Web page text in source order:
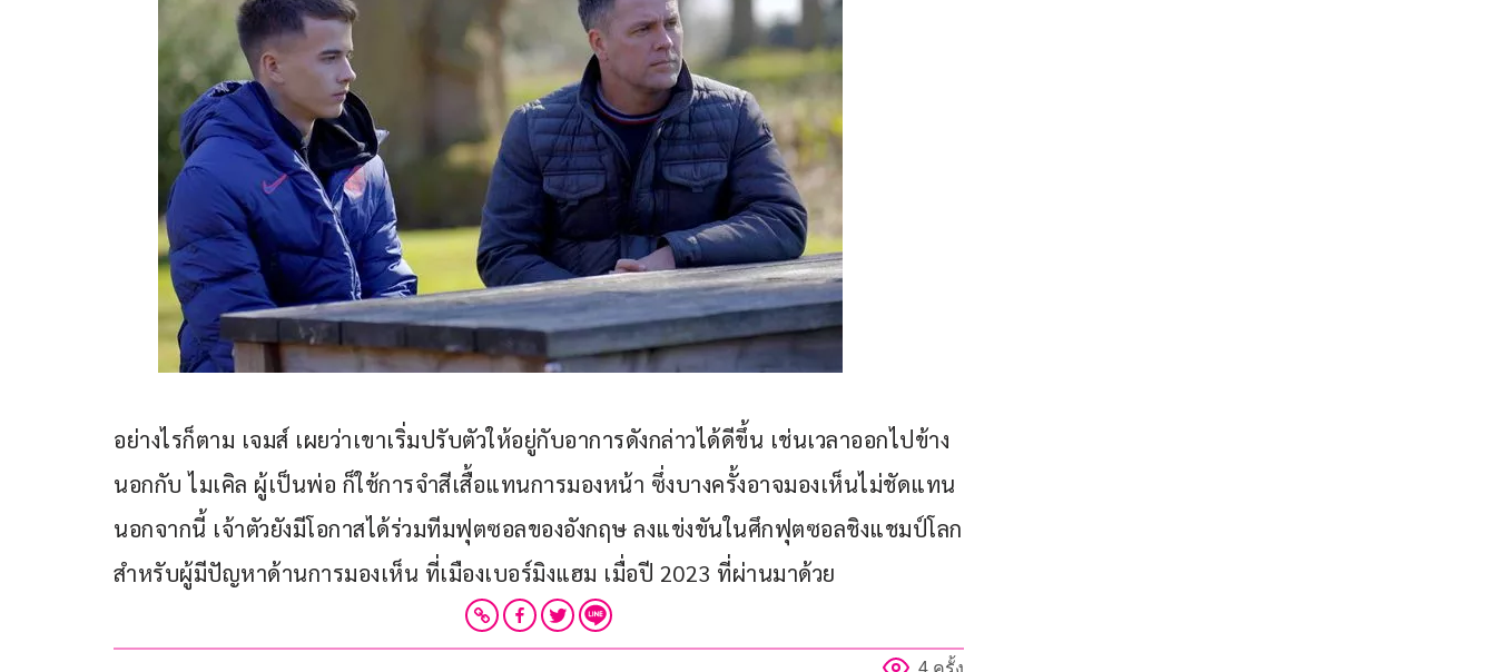
อย่างไรก็ตาม เจมส์ เผยว่าเขาเริ่มปรับตัวให้อยู่กับอาการดังกล่าวได้ดีขึ้น เช่นเวลาออกไปข้าง
นอกกับ ไมเคิล ผู้เป็นพ่อ ก็ใช้การจำสีเสื้อแทนการมองหน้า ซึ่งบางครั้งอาจมองเห็นไม่ชัดแทน
นอกจากนี้ เจ้าตัวยังมีโอกาสได้ร่วมทีมฟุตซอลของอังกฤษ ลงแข่งขันในศึกฟุตซอลชิงแชมป์โลก
สำหรับผู้มีปัญหาด้านการมองเห็น ที่เมืองเบอร์มิงแฮม เมื่อปี 2023 ที่ผ่านมาด้วย
4 ครั้ง